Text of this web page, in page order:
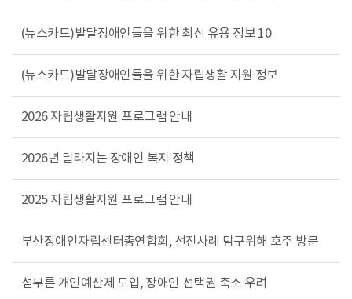
(뉴스카드)발달장애인들을 위한 최신 유용 정보 10
(뉴스카드)발달장애인들을 위한 자립생활 지원 정보
2026 자립생활지원 프로그램 안내
2026년 달라지는 장애인 복지 정책
2025 자립생활지원 프로그램 안내
부산장애인자립센터총연합회, 선진사례 탐구위해 호주 방문
섣부른 개인예산제 도입, 장애인 선택권 축소 우려